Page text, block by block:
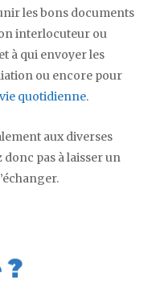
les bons documents
interlocuteur ou
à qui envoyer les
ou encore pour
quotidienne.
aux diverses
donc pas à laisser un